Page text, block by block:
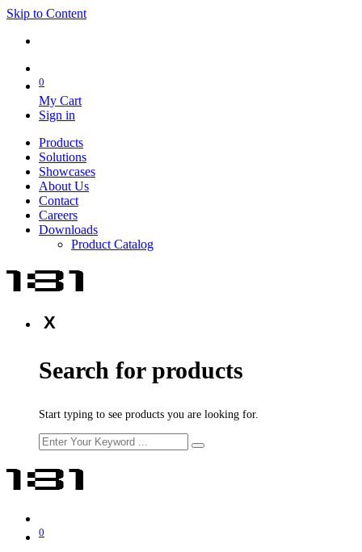
Skip to Content
0
My Cart
Sign in
Products
Solutions
Showcases
About Us
Contact
Careers
Downloads
Product Catalog
X
Search for products
Start typing to see products you are looking for.
0